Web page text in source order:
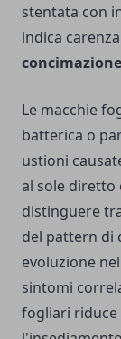
stentata con
indica
Le macchie
batterica o
ustioni
al sole diretto
distinguere
del pattern di
evoluzione
sintomi
fogliari riduce